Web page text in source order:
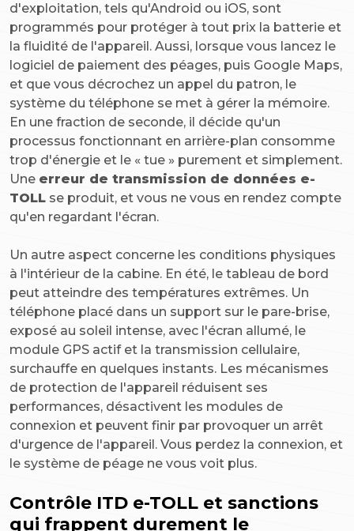
d'exploitation, tels qu'Android ou iOS, sont
programmés pour protéger à tout prix la batterie et
la fluidité de l'appareil. Aussi, lorsque vous lancez le
logiciel de paiement des péages, puis Google Maps,
et que vous décrochez un appel du patron, le
système du téléphone se met à gérer la mémoire.
En une fraction de seconde, il décide qu'un
processus fonctionnant en arrière-plan consomme
trop d'énergie et le « tue » purement et simplement.
Une erreur de transmission de données e-
TOLL se produit, et vous ne vous en rendez compte
qu'en regardant l'écran.
Un autre aspect concerne les conditions physiques
à l'intérieur de la cabine. En été, le tableau de bord
peut atteindre des températures extrêmes. Un
téléphone placé dans un support sur le pare-brise,
exposé au soleil intense, avec l'écran allumé, le
module GPS actif et la transmission cellulaire,
surchauffe en quelques instants. Les mécanismes
de protection de l'appareil réduisent ses
performances, désactivent les modules de
connexion et peuvent finir par provoquer un arrêt
d'urgence de l'appareil. Vous perdez la connexion, et
le système de péage ne vous voit plus.
Contrôle ITD e-TOLL et sanctions
qui frappent durement le